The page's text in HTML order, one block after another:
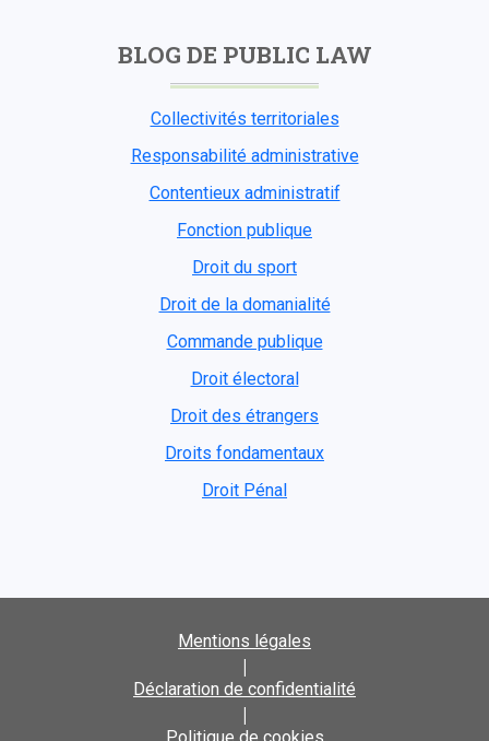
BLOG DE PUBLIC LAW
Collectivités territoriales
Responsabilité administrative
Contentieux administratif
Fonction publique
Droit du sport
Droit de la domanialité
Commande publique
Droit électoral
Droit des étrangers
Droits fondamentaux
Droit Pénal
Mentions légales
|
Déclaration de confidentialité
|
Politique de cookies